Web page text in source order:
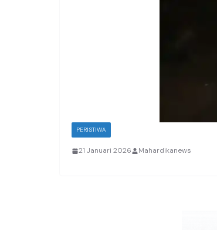
PERISTIWA
21 Januari 2026 Mahardikanews